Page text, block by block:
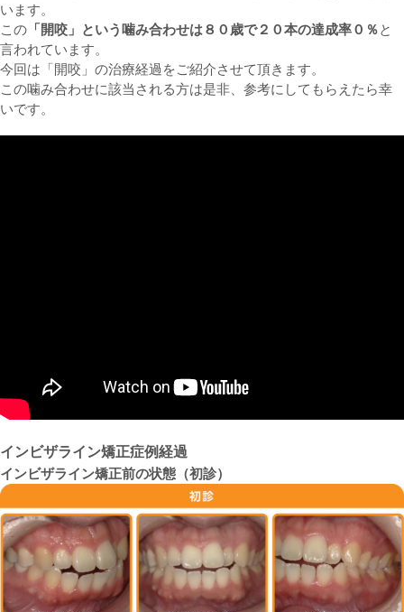
います。
この 「開咬」という噛み合わせは８０歳で２０本の達成率０％と
言われています。
今回は「開咬」の治療経過をご紹介させて頂きます。
この噛み合わせに該当される方は是非、参考にしてもらえたら幸
いです。
インビザライン矯正症例経過
インビザライン矯正前の状態（初診）